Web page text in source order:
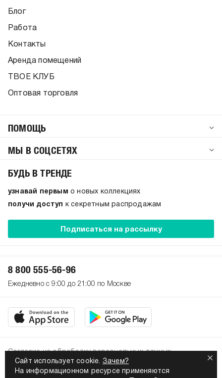
Сайт использует cookie. Зачем?
На информационном ресурсе применяются
Блог
Работа
Контакты
Аренда помещений
ТВОЕ КЛУБ
Оптовая торговля
ПОМОЩЬ
МЫ В СОЦСЕТЯХ
БУДЬ В ТРЕНДЕ
узнавай первым о новых коллекциях
получи доступ
к секретным распродажам
Подписаться на рассылку
8 800 555-56-96
Ежедневно с 9:00 до 21:00 по Москве
Политика конфиденциальности
Согласие на обработку персональных данных